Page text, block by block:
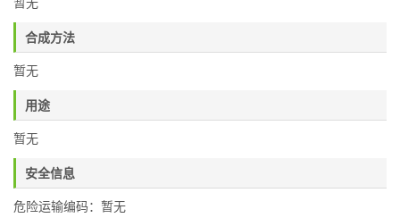
暂无
合成方法
暂无
用途
暂无
安全信息
危险运输编码：暂无